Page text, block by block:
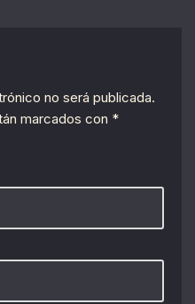
no será publicada.
marcados con *